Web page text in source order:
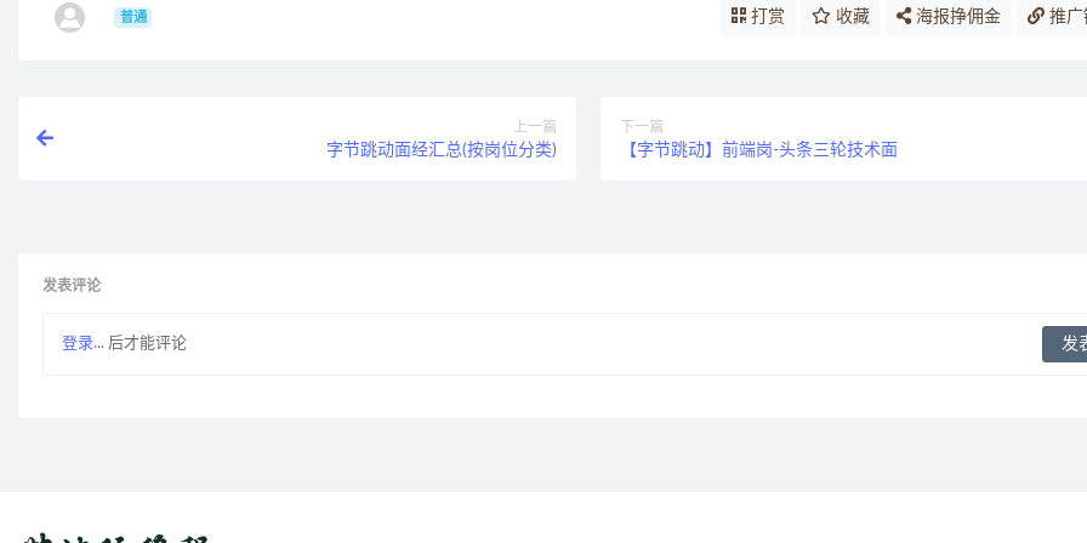
普通 打赏 收藏 海报挣佣金 推广
上一篇
字节跳动面经汇总(按岗位分类)
下一篇
【字节跳动】前端岗-头条三轮技术面
发表评论
登录... 后才能评论